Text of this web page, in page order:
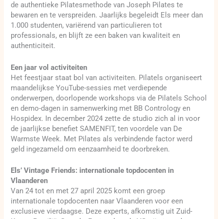
de authentieke Pilatesmethode van Joseph Pilates te
bewaren en te verspreiden. Jaarlijks begeleidt Els meer dan
1.000 studenten, variërend van particulieren tot
professionals, en blijft ze een baken van kwaliteit en
authenticiteit.
Een jaar vol activiteiten
Het feestjaar staat bol van activiteiten. Pilatels organiseert
maandelijkse YouTube-sessies met verdiepende
onderwerpen, doorlopende workshops via de Pilatels School
en demo-dagen in samenwerking met BB Contrology en
Hospidex. In december 2024 zette de studio zich al in voor
de jaarlijkse benefiet SAMENFIT, ten voordele van De
Warmste Week. Met Pilates als verbindende factor werd
geld ingezameld om eenzaamheid te doorbreken.
Els’ Vintage Friends: internationale topdocenten in
Vlaanderen
Van 24 tot en met 27 april 2025 komt een groep
internationale topdocenten naar Vlaanderen voor een
exclusieve vierdaagse. Deze experts, afkomstig uit Zuid-